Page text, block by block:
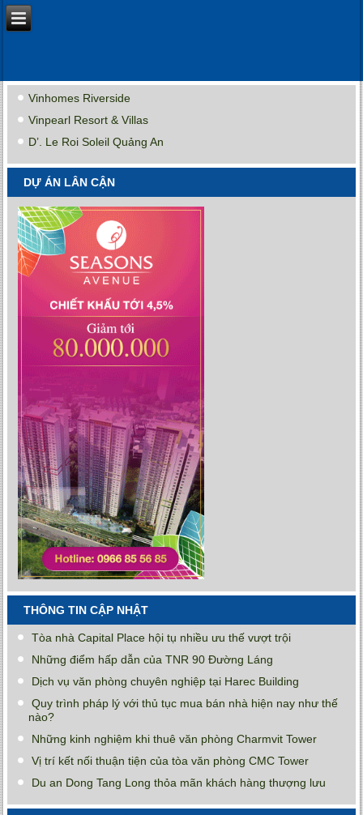
Vinhomes Riverside
Vinpearl Resort & Villas
D’. Le Roi Soleil Quảng An
DỰ ÁN LÂN CẬN
THÔNG TIN CẬP NHẬT
Tòa nhà Capital Place hội tụ nhiều ưu thế vượt trội
Những điểm hấp dẫn của TNR 90 Đường Láng
Dịch vụ văn phòng chuyên nghiệp tại Harec Building
Quy trình pháp lý với thủ tục mua bán nhà hiện nay như thế
nào?
Những kinh nghiệm khi thuê văn phòng Charmvit Tower
Vị trí kết nối thuận tiện của tòa văn phòng CMC Tower
Du an Dong Tang Long thỏa mãn khách hàng thượng lưu